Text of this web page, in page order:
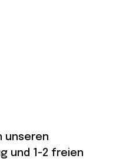
unseren
und 1-2 freien